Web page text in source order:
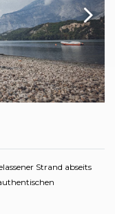
Strand abseits